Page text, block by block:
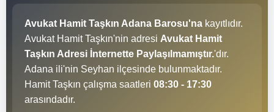
Avukat Hamit Taşkın Adana Barosu'na kayıtlıdır.
Avukat Hamit Taşkın'nin adresi Avukat Hamit
Taşkın Adresi İnternette Paylaşılmamıştır.'dır.
Adana ili'nin Seyhan ilçesinde bulunmaktadır.
Hamit Taşkın çalışma saatleri 08:30 - 17:30
arasındadır.